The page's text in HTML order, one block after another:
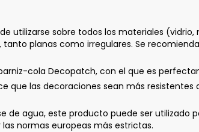
utilizarse sobre todos los materiales
planas como irregulares. Se
cola Decopatch, con el que es
que las decoraciones sean más
de agua, este producto puede ser
normas europeas más estrictas.